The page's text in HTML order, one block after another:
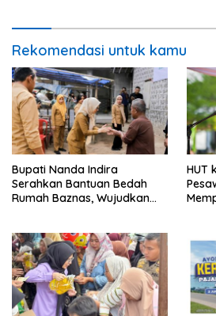
Rekomendasi untuk kamu
Bupati Nanda Indira
Serahkan Bantuan Bedah
Rumah Baznas, Wujudkan
HUT